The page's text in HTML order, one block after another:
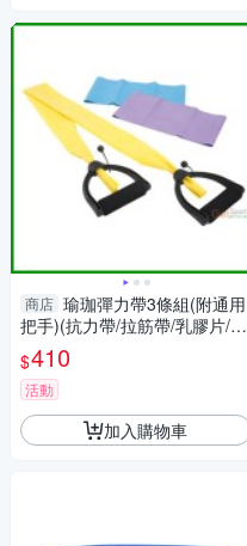
商店 瑜珈彈力帶3條組(附通用
把手)(抗力帶/拉筋帶/乳膠片/皮
拉提斯帶/伸展彈力繩/GetSpor
t)
$410
活動
加入購物車